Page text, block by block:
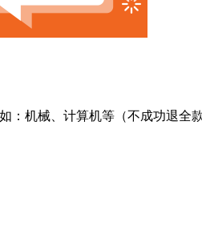
：机械、计算机等（不成功退全款